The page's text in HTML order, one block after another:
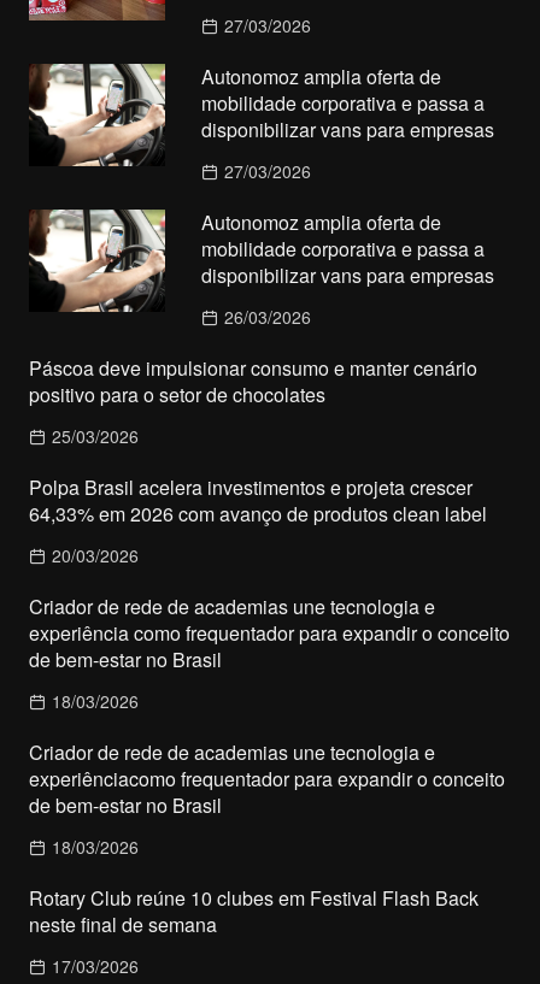
27/03/2026
Autonomoz amplia oferta de
mobilidade corporativa e passa a
disponibilizar vans para empresas
27/03/2026
Autonomoz amplia oferta de
mobilidade corporativa e passa a
disponibilizar vans para empresas
26/03/2026
Páscoa deve impulsionar consumo e manter cenário
positivo para o setor de chocolates
25/03/2026
Polpa Brasil acelera investimentos e projeta crescer
64,33% em 2026 com avanço de produtos clean label
20/03/2026
Criador de rede de academias une tecnologia e
experiência como frequentador para expandir o conceito
de bem-estar no Brasil
18/03/2026
Criador de rede de academias une tecnologia e
experiênciacomo frequentador para expandir o conceito
de bem-estar no Brasil
18/03/2026
Rotary Club reúne 10 clubes em Festival Flash Back
neste final de semana
17/03/2026